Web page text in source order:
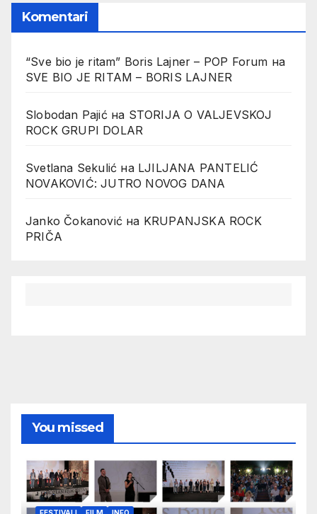
Komentari
“Sve bio je ritam” Boris Lajner – POP Forum на
SVE BIO JE RITAM – BORIS LAJNER
Slobodan Pajićна STORIJA O VALJEVSKOJ
ROCK GRUPI DOLAR
Svetlana Sekulić на LJILJANA PANTELIĆ
NOVAKOVIĆ: JUTRO NOVOG DANA
Janko Čokanović на KRUPANJSKA ROCK
PRIČA
You missed